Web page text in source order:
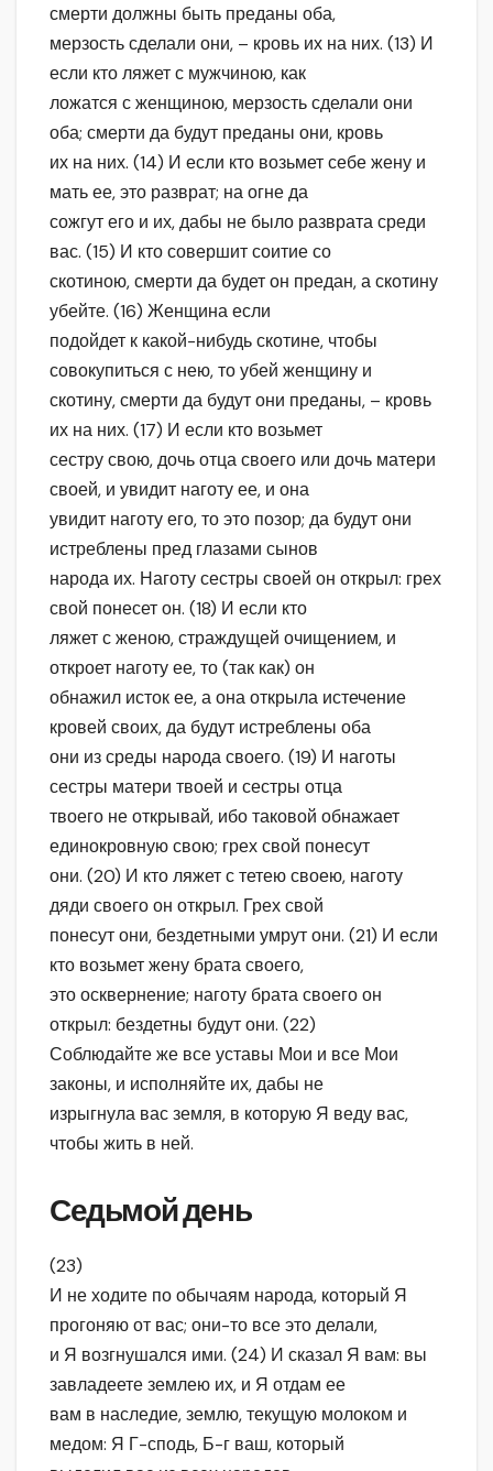
смерти должны быть преданы оба,
мерзость сделали они, – кровь их на них. (13) И
если кто ляжет с мужчиною, как
ложатся с женщиною, мерзость сделали они
оба; смерти да будут преданы они, кровь
их на них. (14) И если кто возьмет себе жену и
мать ее, это разврат; на огне да
сожгут его и их, дабы не было разврата среди
вас. (15) И кто совершит соитие со
скотиною, смерти да будет он предан, а скотину
убейте. (16) Женщина если
подойдет к какой-нибудь скотине, чтобы
совокупиться с нею, то убей женщину и
скотину, смерти да будут они преданы, – кровь
их на них. (17) И если кто возьмет
сестру свою, дочь отца своего или дочь матери
своей, и увидит наготу ее, и она
увидит наготу его, то это позор; да будут они
истреблены пред глазами сынов
народа их. Наготу сестры своей он открыл: грех
свой понесет он. (18) И если кто
ляжет с женою, страждущей очищением, и
откроет наготу ее, то (так как) он
обнажил исток ее, а она открыла истечение
кровей своих, да будут истреблены оба
они из среды народа своего. (19) И наготы
сестры матери твоей и сестры отца
твоего не открывай, ибо таковой обнажает
единокровную свою; грех свой понесут
они. (20) И кто ляжет с тетею своею, наготу
дяди своего он открыл. Грех свой
понесут они, бездетными умрут они. (21) И если
кто возьмет жену брата своего,
это осквернение; наготу брата своего он
открыл: бездетны будут они. (22)
Соблюдайте же все уставы Мои и все Мои
законы, и исполняйте их, дабы не
изрыгнула вас земля, в которую Я веду вас,
чтобы жить в ней.
Седьмой день
(23)
И не ходите по обычаям народа, который Я
прогоняю от вас; они-то все это делали,
и Я возгнушался ими. (24) И сказал Я вам: вы
завладеете землею их, и Я отдам ее
вам в наследие, землю, текущую молоком и
медом: Я Г-сподь, Б-г ваш, который